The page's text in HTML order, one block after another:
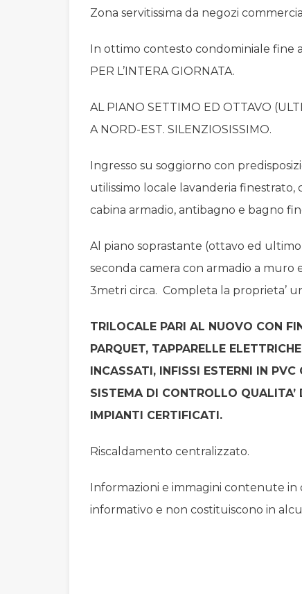
Zona servitissima da negozi
In ottimo contesto condominiale fine
PER L’INTERA GIORNATA.
AL PIANO SETTIMO ED OTTAVO
A NORD-EST. SILENZIOSISSIMO.
Ingresso su soggiorno con
utilissimo locale lavanderia finestrato,
cabina armadio, antibagno e bagno
Al piano soprastante (ottavo ed
seconda camera con armadio a muro
3metri circa. Completa la proprieta’
TRILOCALE PARI AL NUOVO CON
PARQUET, TAPPARELLE
INCASSATI, INFISSI ESTERNI IN
SISTEMA DI CONTROLLO QUALITA’
IMPIANTI CERTIFICATI.
Riscaldamento centralizzato.
Informazioni e immagini contenute
informativo e non costituiscono in